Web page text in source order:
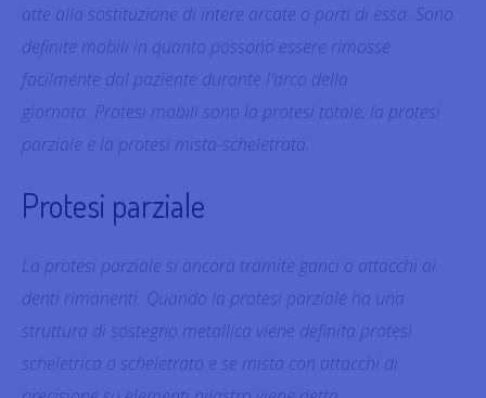
atte alla sostituzione di intere arcate o parti di essa. Sono
definite mobili in quanto possono essere rimosse
facilmente dal paziente durante l'arco della
giornata. Protesi mobili sono la protesi totale, la protesi
parziale e la protesi mista-scheletrata.
Protesi parziale
La protesi parziale si ancora tramite ganci o attacchi ai
denti rimanenti. Quando la protesi parziale ha una
struttura di sostegno metallica viene definita protesi
scheletrica o scheletrato e se mista con attacchi di